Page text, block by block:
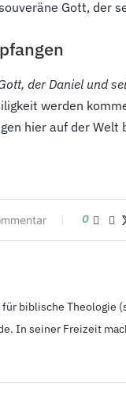
Gott, der
der Daniel und
werden
hier auf der
0
biblische Theologie
In seiner Freizeit